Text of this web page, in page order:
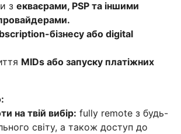
з екваєрами, PSP та іншими
бізнесу або digital
MIDs або запуску платіжних
на твій вибір: fully remote з будь-
світу, а також доступ до